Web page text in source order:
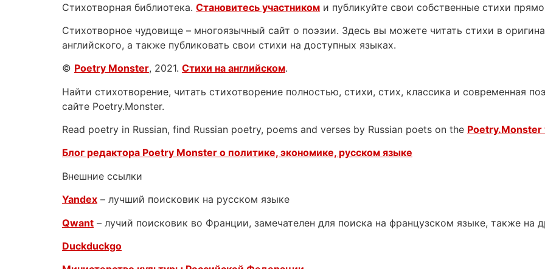
Стихотворная библиотека. Становитесь участником и публикуйте свои собственные стихи
Стихотворное чудовище – многоязычный сайт о поэзии. Здесь вы можете читать стихи в
английского, а также публиковать свои стихи на доступных языках.
© Poetry Monster, 2021. Стихи на английском.
Найти стихотворение, читать стихотворение полностью, стихи, стих, классика и современная
сайте Poetry.Monster.
Read poetry in Russian, find Russian poetry, poems and verses by Russian poets on the Poetry.Monster
Блог редактора Poetry Monster о политике, экономике, русском языке
Внешние ссылки
Yandex – лучший поисковик на русском языке
Qwant – лучий поисковик во Франции, замечателен для поиска на французском языке, также на
Duckduckgo